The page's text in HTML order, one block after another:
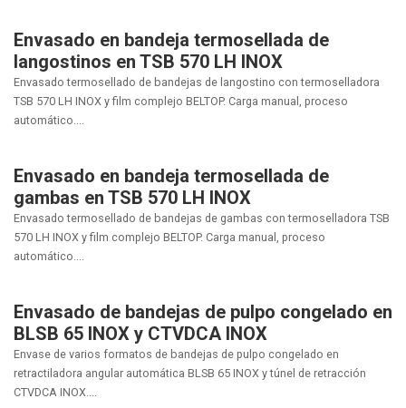
Envasado en bandeja termosellada de
langostinos en TSB 570 LH INOX
Envasado termosellado de bandejas de langostino con termoselladora
TSB 570 LH INOX y film complejo BELTOP. Carga manual, proceso
automático....
Envasado en bandeja termosellada de
gambas en TSB 570 LH INOX
Envasado termosellado de bandejas de gambas con termoselladora TSB
570 LH INOX y film complejo BELTOP. Carga manual, proceso
automático....
Envasado de bandejas de pulpo congelado en
BLSB 65 INOX y CTVDCA INOX
Envase de varios formatos de bandejas de pulpo congelado en
retractiladora angular automática BLSB 65 INOX y túnel de retracción
CTVDCA INOX....